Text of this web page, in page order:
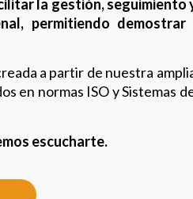
la gestión, seguimiento
permitiendo
a partir de nuestra
en normas ISO y Sistemas
escucharte.